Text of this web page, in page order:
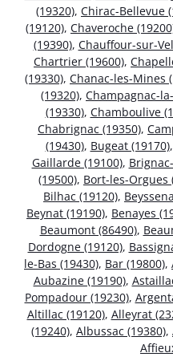
(19320), Chirac-Bellevue
(19120), Chaveroche
(19390), Chauffour-sur-
Chartrier (19600),
(19330), Chanac-les-Mines
(19320), Champagnac-
(19330), Chamboulive
Chabrignac (19350),
(19430), Bugeat (19170),
Gaillarde (19100),
(19500), Bort-les-Orgues
Bilhac (19120),
Beynat (19190), Benayes
Beaumont (86490),
Dordogne (19120),
le-Bas (19430), Bar (19800),
Aubazine (19190),
Pompadour (19230),
Altillac (19120), Alleyrat
(19240), Albussac (19380),